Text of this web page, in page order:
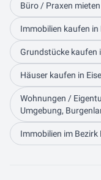
Büro / Praxen
Immobilien kaufen
Grundstücke kaufen
Häuser kaufen in
Wohnungen /
Umgebung,
Immobilien im